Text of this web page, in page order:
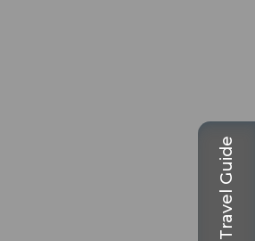
Travel Guide